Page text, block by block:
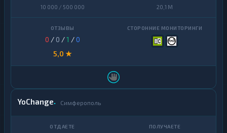
10 000 / 500 000 20,1 M
0 / 0 /1 /0
5,0 ★
YoChange Симферополь